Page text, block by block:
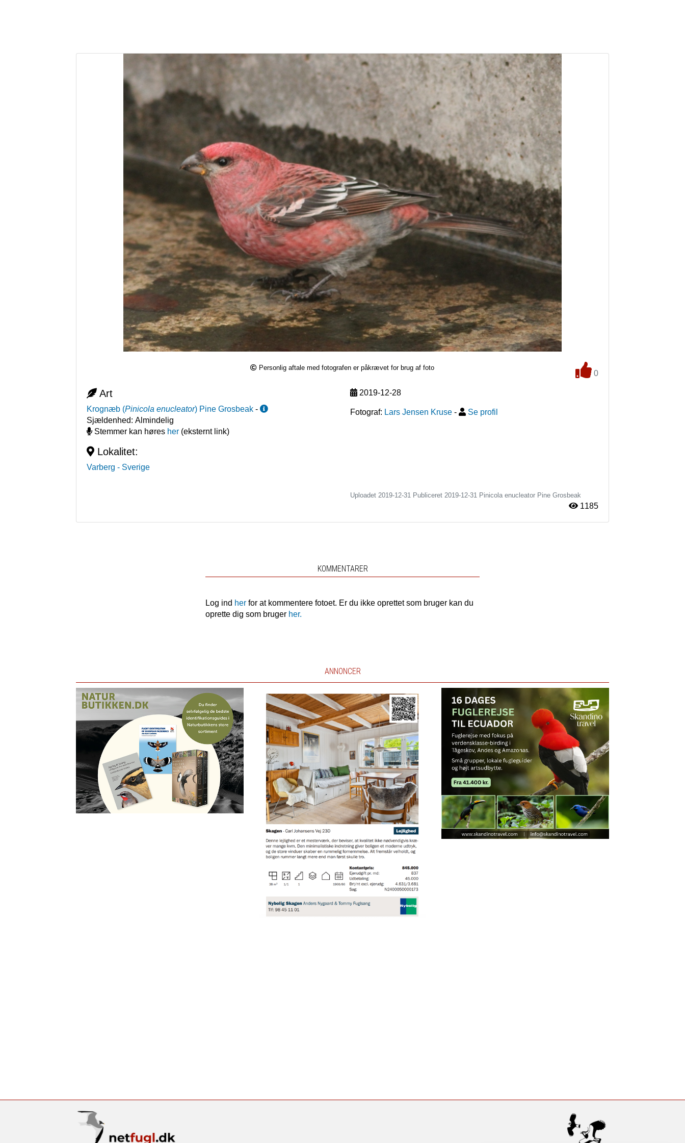
Personlig aftale med fotografen er påkrævet for brug af foto
0
Art
Krognæb (Pinicola enucleator) Pine Grosbeak -
Sjældenhed:Almindelig
Stemmer kan høres her (eksternt link)
Lokalitet:
Varberg - Sverige
2019-12-28
Fotograf: Lars Jensen Kruse - Se profil
Uploadet 2019-12-31 Publiceret 2019-12-31 Pinicola enucleator Pine Grosbeak
1185
KOMMENTARER
Log ind her for at kommentere fotoet. Er du ikke oprettet som bruger kan du
oprette dig som bruger her.
ANNONCER